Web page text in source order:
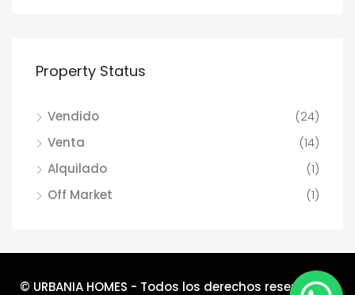
Property Status
Vendido
(24)
Venta
(14)
Alquilado
(1)
Off Market
(1)
© URBANIA HOMES - Todos los derechos reservados